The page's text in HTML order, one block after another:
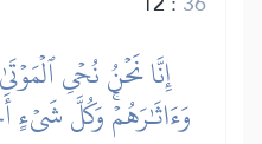
إِنَّا نَحۡنُ نُحۡيِ
وَءَاثَٰرَهُمۡۚ وَكُلَّ شَيۡءٍ